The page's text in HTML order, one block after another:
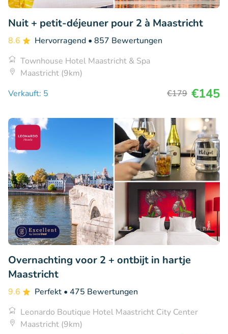
Nuit + petit-déjeuner pour 2 à Maastricht
8.6 Hervorragend • 857 Bewertungen
Townhouse Hotel Maastricht & Spa
Maastricht (9km)
Verkauft: 5
€179 €145
Overnachting voor 2 + ontbijt in hartje
Maastricht
9.6 Perfekt • 475 Bewertungen
Leonardo Boutique Hotel Maastricht City Center
Maastricht (9km)